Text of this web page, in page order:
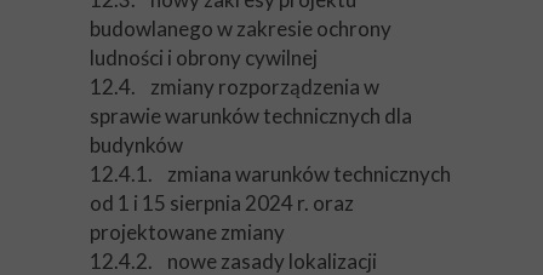
budowlanego w zakresie ochrony
ludności i obrony cywilnej
12.4. zmiany rozporządzenia w
sprawie warunków technicznych dla
budynków
12.4.1. zmiana warunków technicznych
od 1 i 15 sierpnia 2024 r. oraz
projektowane zmiany
12.4.2. nowe zasady lokalizacji